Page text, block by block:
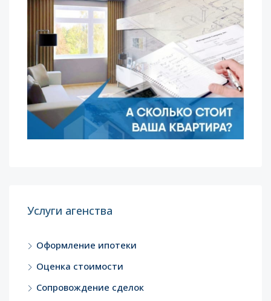
Услуги агенства
Оформление ипотеки
Оценка стоимости
Сопровождение сделок